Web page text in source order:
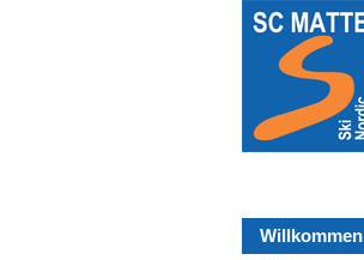
Willkommen